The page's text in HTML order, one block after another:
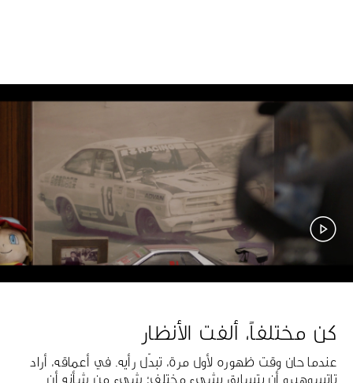
كن مختلفاً، ألفت الأنظار
عندما حان وقت ظهوره لأول مرة، تبدّل رأيه. في أعماقه، أراد
تاتسوهيرو أن يتسابق بشيء مختلف؛ شيء من شأنه أن